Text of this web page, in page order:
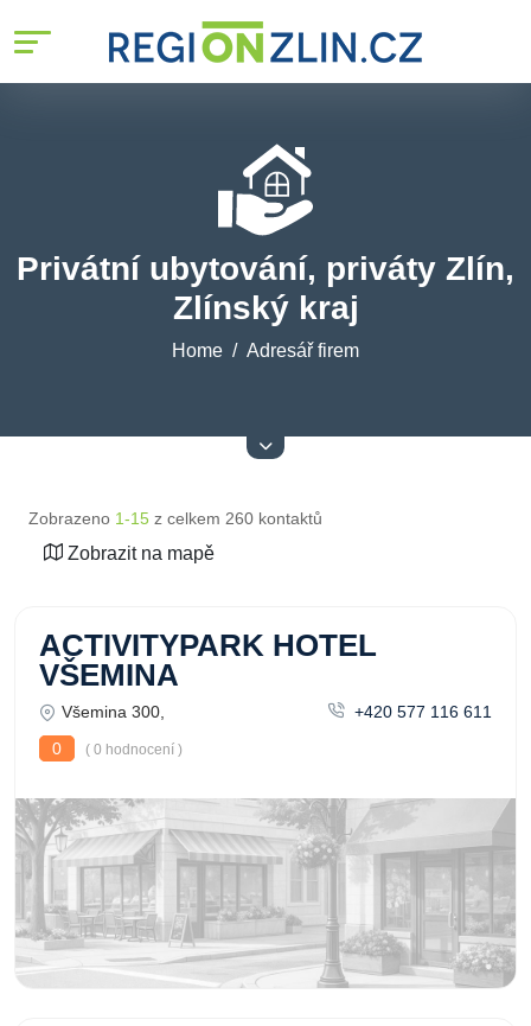
Privátní ubytování, priváty Zlín,
Zlínský kraj
Home Adresář firem
Zobrazeno 1-15 z celkem 260 kontaktů
Zobrazit na mapě
ACTIVITYPARK HOTEL
VŠEMINA
Všemina 300,
+420 577 116 611
0
( 0 hodnocení )